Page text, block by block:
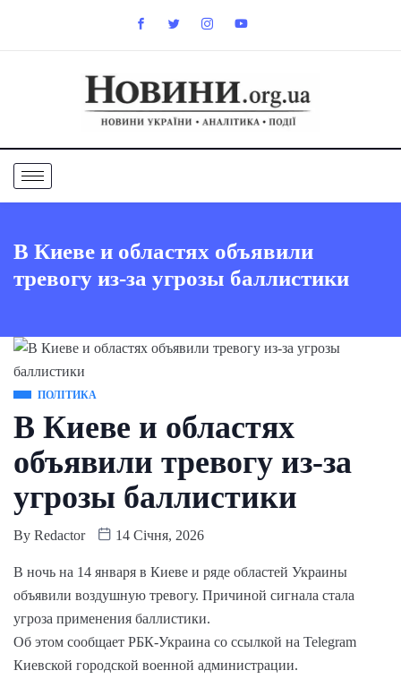
В Киеве и областях объявили
тревогу из-за угрозы баллистики
ПОЛІТИКА
В Киеве и областях
объявили тревогу из-за
угрозы баллистики
By Redactor 14 Січня, 2026
В ночь на 14 января в Киеве и ряде областей Украины
объявили воздушную тревогу. Причиной сигнала стала
угроза применения баллистики.
Об этом сообщает РБК-Украина со ссылкой на Telegram
Киевской городской военной администрации.